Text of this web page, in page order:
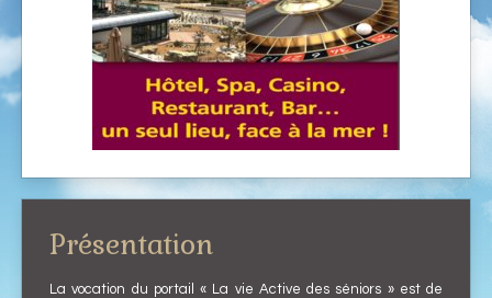
Présentation
La vocation du portail « La vie Active des séniors » est de